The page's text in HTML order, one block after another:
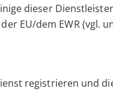
dieser Dienstleister
EU/dem EWR (vgl.
registrieren und